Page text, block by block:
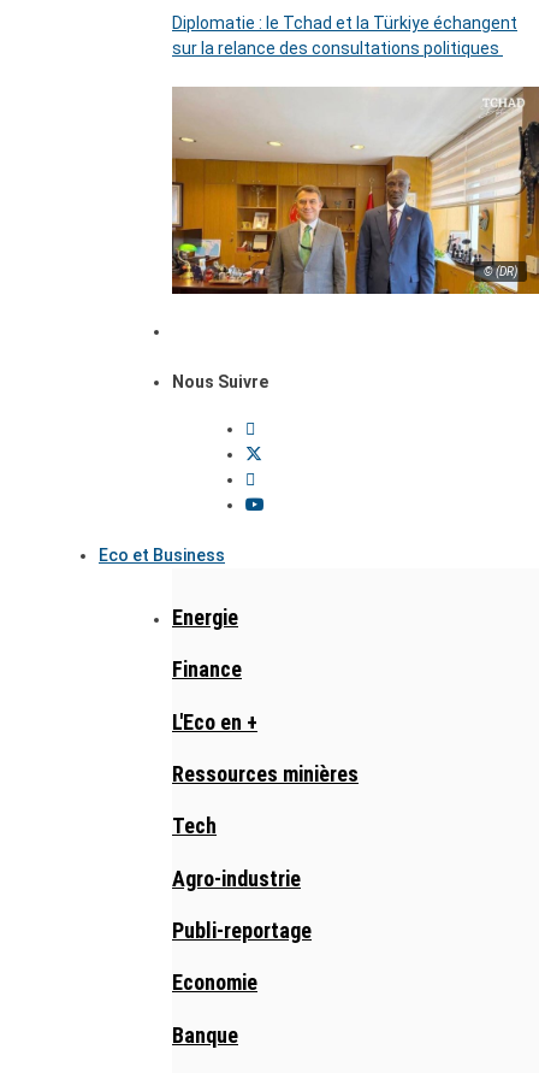
Diplomatie : le Tchad et la Türkiye échangent
sur la relance des consultations politiques
© (DR)
Nous Suivre
Eco et Business
Energie
Finance
L'Eco en +
Ressources minières
Tech
Agro-industrie
Publi-reportage
Economie
Banque